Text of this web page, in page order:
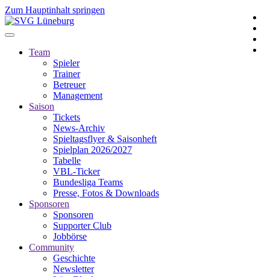
Zum Hauptinhalt springen
Team
Spieler
Trainer
Betreuer
Management
Saison
Tickets
News-Archiv
Spieltagsflyer & Saisonheft
Spielplan 2026/2027
Tabelle
VBL-Ticker
Bundesliga Teams
Presse, Fotos & Downloads
Sponsoren
Sponsoren
Supporter Club
Jobbörse
Community
Geschichte
Newsletter